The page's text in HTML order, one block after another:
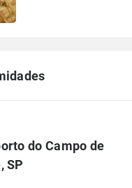
do Campo de
SP